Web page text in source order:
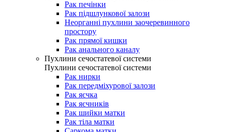
Рак печінки
Рак підшлункової залози
Неорганні пухлини заочеревинного
простору
Рак прямої кишки
Рак анального каналу
Пухлини сечостатевої системи
Пухлини сечостатевої системи
Рак нирки
Рак передміхурової залози
Рак яєчка
Рак яєчників
Рак шийки матки
Рак тіла матки